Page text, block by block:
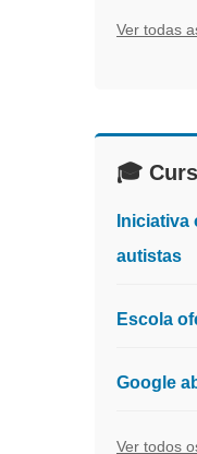
Ver todas
🎓
autistas
Escola
Google
Ver todos